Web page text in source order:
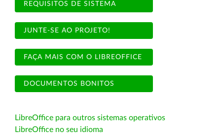
REQUISITOS DE SISTEMA
JUNTE-SE AO PROJETO!
FAÇA MAIS COM O LIBREOFFICE
DOCUMENTOS BONITOS
LibreOffice para outros sistemas operativos
LibreOffice no seu idioma